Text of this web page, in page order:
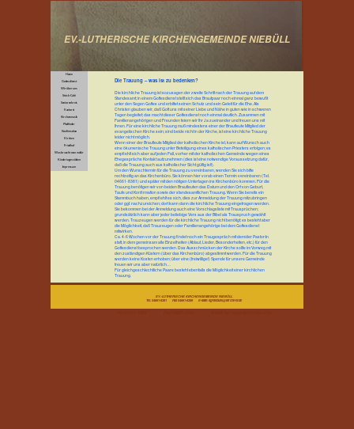
EV.-LUTHERISCHE KIRCHENGEMEINDE NIEBÜLL
Home
Gottesdienst
Wir über uns
Strick-Café
Seniorenkreis
Kantorei
Kirchenmusik
Pfadfinder
Konfirmation
Kirchen
Friedhof
Was braucht man wofür
Kindertagesstätten
Impressum
Die Trauung – was ist zu bedenken?
Die kirchliche Trauung ist sozusagen der zweite Schritt nach der Trauung auf dem
Standesamt; in einem Gottesdienst stellt sich das Brautpaar noch einmal ganz bewußt
unter den Segen Gottes und erbittet seinen Schutz und sein Geleit für die Ehe. Als
Christen glauben wir, daß Gott uns mit seiner Liebe und Nähe in guten wie in schweren
Tagen begleitet; das macht dieser Gottesdienst noch einmal deutlich. Zusammen mit
Familienangehörigen und Freunden feiern wir Ihr Ja zueinander und freuen uns mit
Ihnen. Für eine kirchliche Trauung muß mindestens einer der Brautleute Mitglied der
evangelischen Kirche sein; sind beide nicht in der Kirche, ist eine kirchliche Trauung
leider nicht möglich.
Wenn einer der Brautleute Mitglied der katholischen Kirche ist, kann auf Wunsch auch
eine ökumenische Trauung unter Beteiligung eines katholischen Priesters erfolgen; es
empfiehlt sich aber auf jeden Fall, vorher mit der katholischen Gemeinde wegen eines
Ehegesprächs Kontakt aufzunehmen (dies ist eine notwendige Voraussetzung dafür,
daß die Trauung auch aus katholischer Sicht gültig ist!).
Um den Wunschtermin für die Trauung zu vereinbaren, wenden Sie sich bitte
rechtzeitig an das Kirchenbüro. Sie können hier vorab einen Termin vereinbaren (Tel.
04661-8381) und später mit den nötigen Unterlagen ins Kirchenbüro kommen. Für die
Trauung benötigen wir von beiden Brautleuten das Datum und den Ort von Geburt,
Taufe und Konfirmation sowie der standesamtlichen Trauung. Wenn Sie bereits ein
Stammbuch haben, empfiehlt es sich, dies zur Anmeldung der Trauung mitzubringen
oder ggf. nachzureichen; dort kann dann die kirchliche Trauung eingetragen werden.
Sie bekommen bei der Anmeldung auch eine Vorschlagsliste mit Trausprüchen;
grundsätzlich kann aber jeder beliebige Vers aus der Bibel als Trauspruch gewählt
werden. Trauzeugen werden für die kirchliche Trauung nicht benötigt; es besteht aber
die Möglichkeit, daß Trauzeugen oder Familienangehörige bei dem Gottesdienst
mitwirken.
Ca. 4-6 Wochen vor der Trauung findet noch ein Traugespräch mit dem/der Pastor/in
statt, in dem gemeinsam alle Einzelheiten (Ablauf, Lieder, Besonderheiten, etc.) für den
Gottesdienst besprochen werden. Das Ausschmücken der Kirche sollte im Vorweg mit
den zuständigen Küstern (über das Kirchenbüro) abgestimmt werden. Für die Trauung
werden keine Kosten erhoben; über eine (freiwillige!) Spende für unsere Gemeinde
freuen wir uns aber natürlich…
Für gleichgeschlechtliche Paare besteht ebenfalls die Möglichkeit einer kirchlichen
Trauung.
EV.-LUTHERISCHE KIRCHENGEMEINDE NIEBÜLL
Tel. 04661-8381 Fax 04661-8386 E-Mail: kg-niebuell@kirche-nf.de